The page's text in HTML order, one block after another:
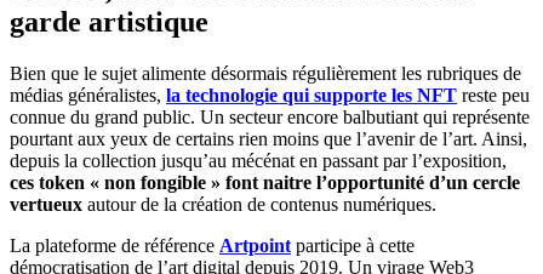
garde artistique
Bien que le sujet alimente désormais régulièrement les rubriques de
médias généralistes, la technologie qui supporte les NFT reste peu
connue du grand public. Un secteur encore balbutiant qui représente
pourtant aux yeux de certains rien moins que l’avenir de l’art. Ainsi,
depuis la collection jusqu’au mécénat en passant par l’exposition,
ces token « non fongible » font naitre l’opportunité d’un cercle
vertueux autour de la création de contenus numériques.
La plateforme de référence Artpoint participe à cette
démocratisation de l’art digital depuis 2019. Un virage Web3